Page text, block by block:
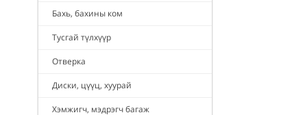
Бахь, бахины ком
Тусгай түлхүүр
Отверка
Диски, цүүц, хуурай
Хэмжигч, мэдрэгч багаж